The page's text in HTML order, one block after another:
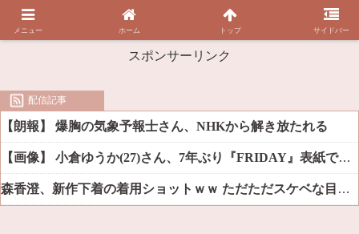
スポンサーリンク
配信記事
【朗報】 爆胸の気象予報士さん、NHKから解き放たれる
【画像】 小倉ゆうか(27)さん、7年ぶり『FRIDAY』表紙で神ボディ大解放
森香澄、新作下着の着用ショットｗｗ ただただスケベな目でしか見れんだろ！！
メニュー ホーム トップ サイドバー